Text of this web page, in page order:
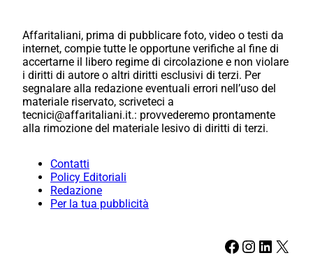
Affaritaliani, prima di pubblicare foto, video o testi da
internet, compie tutte le opportune verifiche al fine di
accertarne il libero regime di circolazione e non violare
i diritti di autore o altri diritti esclusivi di terzi. Per
segnalare alla redazione eventuali errori nell’uso del
materiale riservato, scriveteci a
tecnici@affaritaliani.it.: provvederemo prontamente
alla rimozione del materiale lesivo di diritti di terzi.
Contatti
Policy Editoriali
Redazione
Per la tua pubblicità
Facebook Instagram LinkedIn X